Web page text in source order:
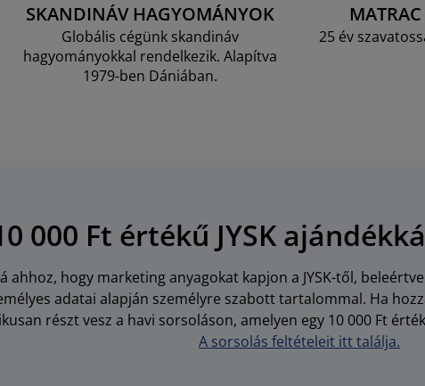
SKANDINÁV HAGYOMÁNYOK
Globális cégünk skandináv
hagyományokkal rendelkezik. Alapítva
1979-ben Dániában.
25 év
000 Ft értékű JYSK
ahhoz, hogy marketing anyagokat kapjon a JYSK-től,
adatai alapján személyre szabott tartalommal. Ha
részt vesz a havi sorsoláson, amelyen egy 10 000 Ft
A sorsolás feltételeit itt találja.